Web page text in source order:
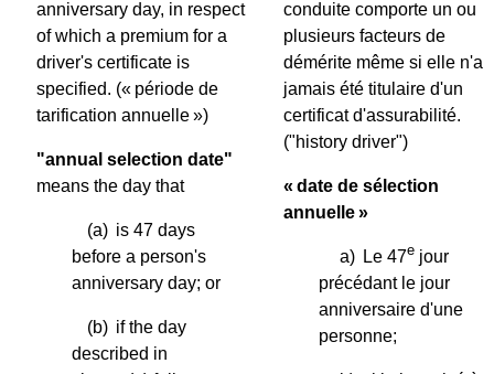
anniversary day, in respect
of which a premium for a
driver's certificate is
specified. (« période de
tarification annuelle »)
"annual selection date"
means the day that
(a) is 47 days
before a person's
anniversary day; or
(b) if the day
described in
conduite comporte un ou
plusieurs facteurs de
démérite même si elle n'a
jamais été titulaire d'un
certificat d'assurabilité.
("history driver")
« date de sélection
annuelle »
a) Le 47e jour
précédant le jour
anniversaire d'une
personne;